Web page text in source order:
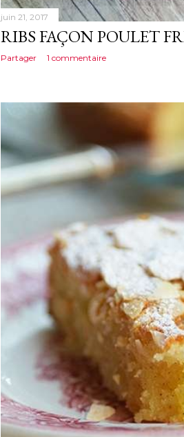
juin 21, 2017
RIBS FAÇON POULET
Partager 1 commentaire